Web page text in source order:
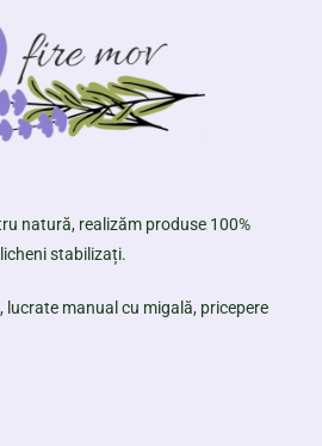
natură, realizăm produse 100%
stabilizați.
lucrate manual cu migală, pricepere